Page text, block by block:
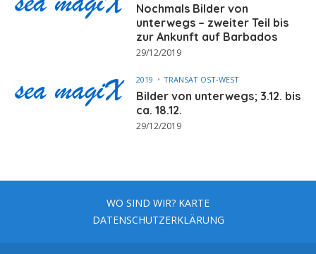
Nochmals Bilder von
unterwegs – zweiter Teil bis
zur Ankunft auf Barbados
29/12/2019
2019 TRANSAT OST-WEST
Bilder von unterwegs; 3.12. bis
ca. 18.12.
29/12/2019
WO SIND WIR? KARTE
DATENSCHUTZERKLÄRUNG